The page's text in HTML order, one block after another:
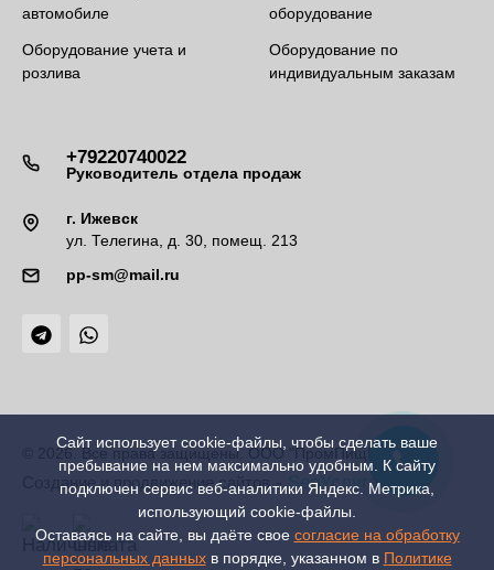
автомобиле
Оборудование учета и
розлива
оборудование
Оборудование по
индивидуальным заказам
+79220740022
Руководитель отдела продаж
г. Ижевск
ул. Телегина, д. 30, помещ. 213
pp-sm@mail.ru
© 2026. Все права защищены. ООО "ПромПищМаш"
Создание и продвижение сайтов-SeoУслуга
Сайт использует cookie-файлы, чтобы сделать ваше
пребывание на нем максимально удобным. К cайту
подключен сервис веб-аналитики Яндекс. Метрика,
использующий cookie-файлы.
Оставаясь на сайте, вы даёте свое согласие на обработку
персональных данныхв порядке, указанном в Политике